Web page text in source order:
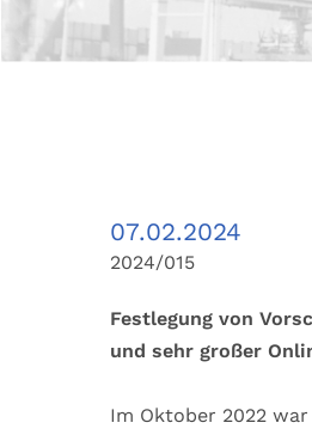
07.02.2024
2024/015
Festlegung von
und sehr großer
Im Oktober 2022